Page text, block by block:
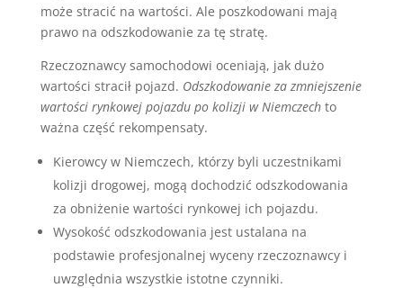
może stracić na wartości. Ale poszkodowani mają
prawo na odszkodowanie za tę stratę.
Rzeczoznawcy samochodowi oceniają, jak dużo
wartości stracił pojazd. Odszkodowanie za zmniejszenie
wartości rynkowej pojazdu po kolizji w Niemczechto
ważna część rekompensaty.
Kierowcy w Niemczech, którzy byli uczestnikami
kolizji drogowej, mogą dochodzić odszkodowania
za obniżenie wartości rynkowej ich pojazdu.
Wysokość odszkodowania jest ustalana na
podstawie profesjonalnej wyceny rzeczoznawcy i
uwzględnia wszystkie istotne czynniki.